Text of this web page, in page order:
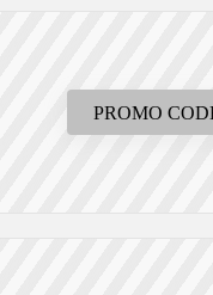
PROMO